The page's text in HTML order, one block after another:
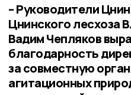
– Руководители
Цнинского лесхоза
Вадим Чепляков
благодарность
за совместную
агитационных